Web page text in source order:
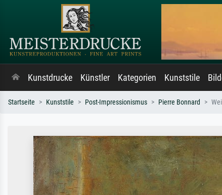
Kunstdrucke Künstler Kategorien Kunststile
Startseite Kunststile Post-Impressionismus Pierre Bonnard